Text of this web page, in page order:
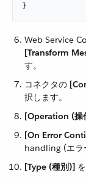
}
Web Service
[Transform
す。
コネクタの ​
択します。
[Operation (操
[On Error
handling (エラ
[Type (種別)] ​ を ​